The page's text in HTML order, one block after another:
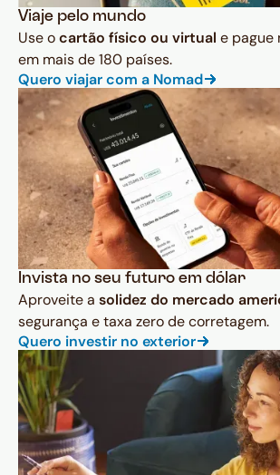
Viaje pelo mundo
Use ocartão físico ou virtual e pague
em mais de 180 países.
Quero viajar com a Nomad
Invista no seu futuro em dólar
Aproveite a solidez do mercado
segurança e taxa zero de corretagem.
Quero investir no exterior